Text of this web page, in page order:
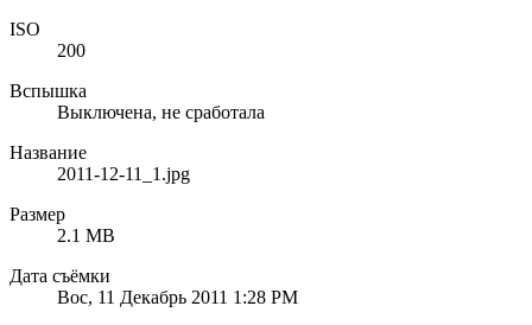
ISO
200
Вспышка
Выключена, не сработала
Название
2011-12-11_1.jpg
Размер
2.1 MB
Дата съёмки
Вос, 11 Декабрь 2011 1:28 PM